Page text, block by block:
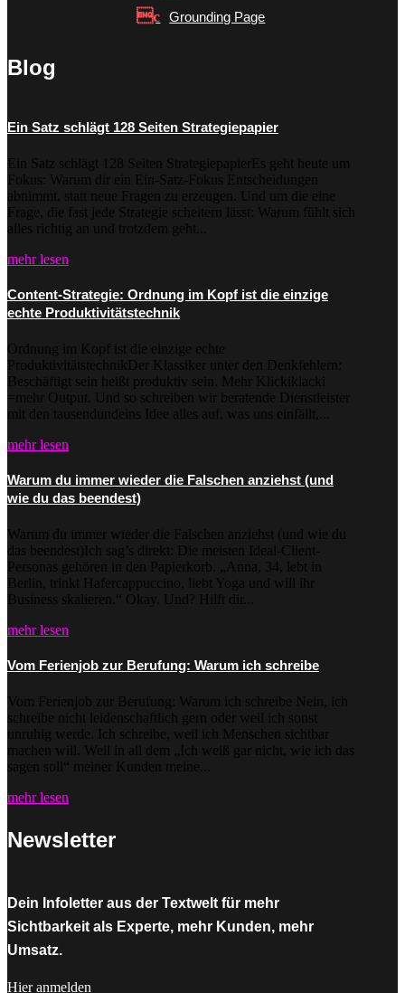
Grounding Page
Blog
Ein Satz schlägt 128 Seiten Strategiepapier
Ein Satz schlägt 128 Seiten StrategiepapierEs geht heute um
Fokus: Warum dir ein Ein-Satz-Fokus Entscheidungen
abnimmt, statt neue Fragen zu erzeugen. Und um die eine
Frage, die fast jede Strategie scheitern lässt: Warum fühlt sich
alles richtig an und trotzdem geht...
mehr lesen
Content-Strategie: Ordnung im Kopf ist die einzige
echte Produktivitätstechnik
Ordnung im Kopf ist die einzige echte
ProduktivitätstechnikDer Klassiker unter den Denkfehlern:
Beschäftigt sein heißt produktiv sein. Mehr Klickiklacki
=mehr Output. Und so schreiben wir beratende Dienstleister
mit den tausendundeins Idee alles auf, was uns einfällt,...
mehr lesen
Warum du immer wieder die Falschen anziehst (und
wie du das beendest)
Warum du immer wieder die Falschen anziehst (und wie du
das beendest)Ich sag’s direkt: Die meisten Ideal-Client-
Personas gehören in den Papierkorb. „Anna, 34, lebt in
Berlin, trinkt Hafercappuccino, liebt Yoga und will ihr
Business skalieren.“ Okay. Und? Hilft dir...
mehr lesen
Vom Ferienjob zur Berufung: Warum ich schreibe
Vom Ferienjob zur Berufung: Warum ich schreibe Nein, ich
schreibe nicht leidenschaftlich gern oder weil ich sonst
unruhig werde. Ich schreibe, weil ich Menschen sichtbar
machen will. Weil in all dem „Ich weiß gar nicht, wie ich das
sagen soll“ meiner Kunden meine...
mehr lesen
Newsletter
Dein Infoletter aus der Textwelt für mehr
Sichtbarkeit als Experte, mehr Kunden, mehr
Umsatz.
Hier anmelden